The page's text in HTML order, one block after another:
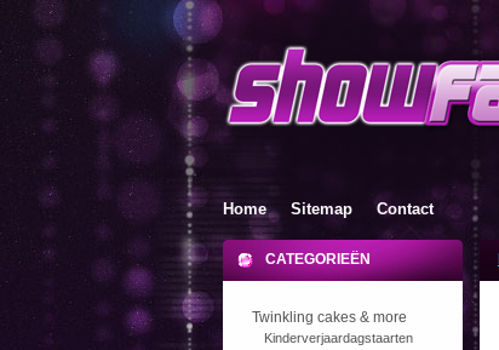
Home Sitemap Contact
CATEGORIEËN
Twinkling cakes & more
Kinderverjaardagstaarten